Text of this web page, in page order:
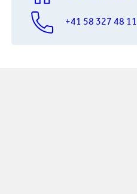
+41 58 327 48 11